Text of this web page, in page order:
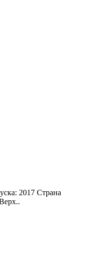
2017 Страна